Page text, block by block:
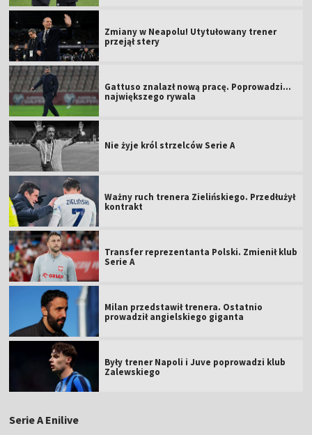
Zmiany w Neapolu! Utytułowany trener
przejął stery
Gattuso znalazł nową pracę. Poprowadzi...
największego rywala
Nie żyje król strzelców Serie A
Ważny ruch trenera Zielińskiego. Przedłużył
kontrakt
Transfer reprezentanta Polski. Zmienił klub
Serie A
Milan przedstawił trenera. Ostatnio
prowadził angielskiego giganta
Były trener Napoli i Juve poprowadzi klub
Zalewskiego
Serie A Enilive